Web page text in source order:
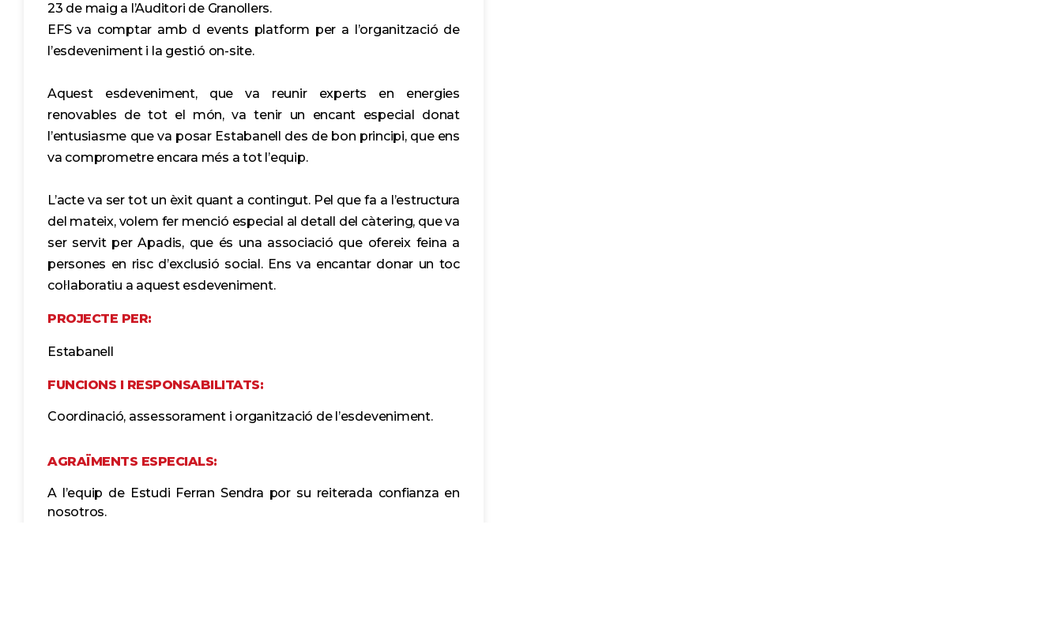
23 de maig a l’Auditori de Granollers.
EFS va comptar amb d events platform per a l’organització de
l’esdeveniment i la gestió on-site.
Aquest esdeveniment, que va reunir experts en energies
renovables de tot el món, va tenir un encant especial donat
l’entusiasme que va posar Estabanell des de bon principi, que ens
va comprometre encara més a tot l’equip.
L’acte va ser tot un èxit quant a contingut. Pel que fa a l’estructura
del mateix, volem fer menció especial al detall del càtering, que va
ser servit per Apadis, que és una associació que ofereix feina a
persones en risc d’exclusió social. Ens va encantar donar un toc
col·laboratiu a aquest esdeveniment.
PROJECTE PER:
Estabanell
FUNCIONS I RESPONSABILITATS:
Coordinació, assessorament i organització de l’esdeveniment.
AGRAÏMENTS ESPECIALS:
A l’equip de Estudi Ferran Sendra por su reiterada confianza en
nosotros.